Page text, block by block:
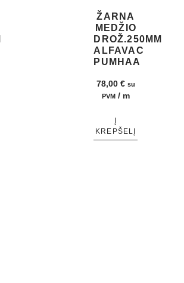
ŽARNA
MEDŽIO
DROŽ.250MM
ALFAVAC
PUMHAA
78,00 € su
PVM / m
KREPŠELĮ